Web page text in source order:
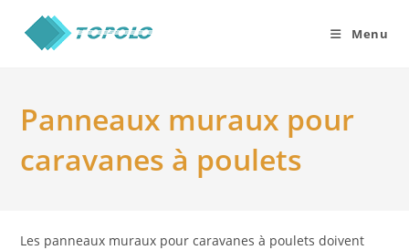
content
Menu
Panneaux muraux pour
caravanes à poulets
Les panneaux muraux pour caravanes à poulets doivent